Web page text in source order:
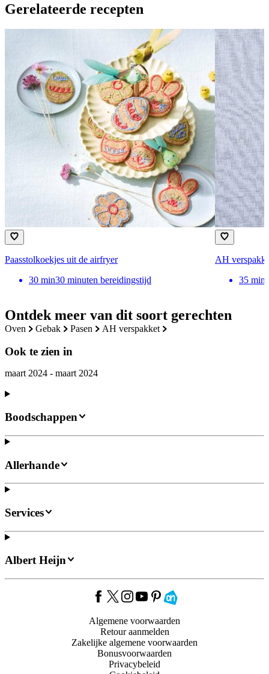
Ontdek meer van dit soort gerechten
oven gebak pasen AH verspakket
Ook te zien in
maart 2024 - maart 2024
Gerelateerde recepten
Paasstolkoekjes uit de airfryer
30 min30 minuten bereidingstijd
AH
35 min
Boodschappen
Allerhande
Services
Albert Heijn
Algemene voorwaarden
Retour aanmelden
Zakelijke algemene voorwaarden
Bonusvoorwaarden
Privacybeleid